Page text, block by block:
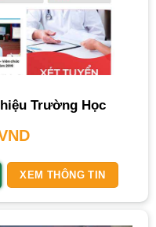
Trường Học
XEM THÔNG TIN